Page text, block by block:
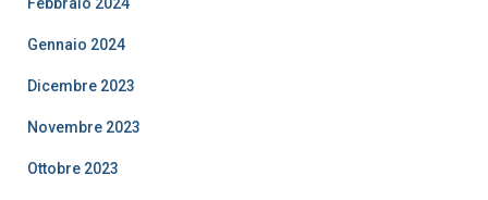
Gennaio 2024
Dicembre 2023
Novembre 2023
Ottobre 2023